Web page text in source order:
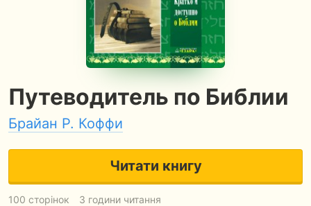
Путеводитель по Библии
Брайан Р. Коффи
Читати книгу
100 сторінок 3 години читання